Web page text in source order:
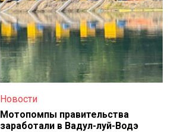
Новости
Мотопомпы правительства
заработали в Вадул-луй-Водэ